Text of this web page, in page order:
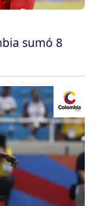
sumó 8